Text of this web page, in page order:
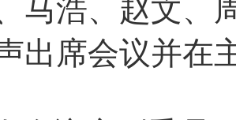
马浩、赵文、
出席会议并在